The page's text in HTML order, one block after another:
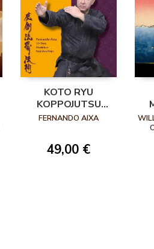
KOTO RYU
KOPPOJUTSU
(EDICIÓN EN
FERNANDO AIXA
49,00 €